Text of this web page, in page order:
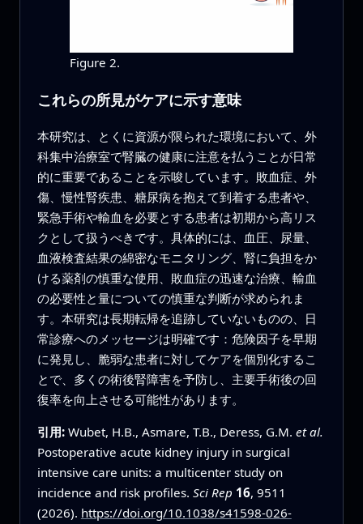
Figure 2.
これらの所見がケアに示す意味
本研究は、とくに資源が限られた環境において、外
科集中治療室で腎臓の健康に注意を払うことが日常
的に重要であることを示唆しています。敗血症、外
傷、慢性腎疾患、糖尿病を抱えて到着する患者や、
緊急手術や輸血を必要とする患者は初期から高リス
クとして扱うべきです。具体的には、血圧、尿量、
血液検査結果の綿密なモニタリング、腎に負担をか
ける薬剤の慎重な使用、敗血症の迅速な治療、輸血
の必要性と量についての慎重な判断が求められま
す。本研究は長期転帰を追跡していないものの、日
常診療へのメッセージは明確です：危険因子を早期
に発見し、脆弱な患者に対してケアを個別化するこ
とで、多くの術後腎障害を予防し、主要手術後の回
復率を向上させる可能性があります。
引用: Wubet, H.B., Asmare, T.B., Deress, G.M. et al.
Postoperative acute kidney injury in surgical
intensive care units: a multicenter study on
incidence and risk profiles. Sci Rep 16, 9511
(2026). https://doi.org/10.1038/s41598-026-